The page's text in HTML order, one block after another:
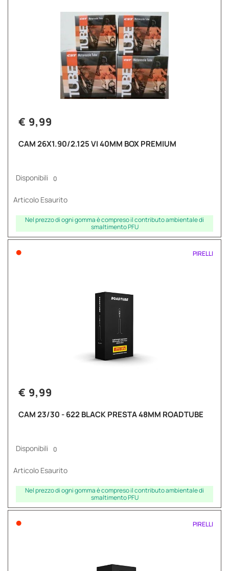
€ 9,99
CAM 26X1.90/2.125 VI 40MM BOX PREMIUM
Disponibili 0
Articolo Esaurito
Nel prezzo di ogni gomma è compreso il contributo ambientale di
smaltimento PFU
• PIRELLI
€ 9,99
CAM 23/30 - 622 BLACK PRESTA 48MM ROADTUBE
Disponibili 0
Articolo Esaurito
Nel prezzo di ogni gomma è compreso il contributo ambientale di
smaltimento PFU
• PIRELLI